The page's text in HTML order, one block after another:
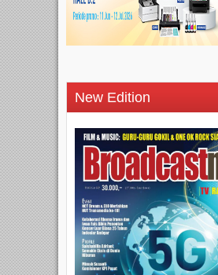
New Edition